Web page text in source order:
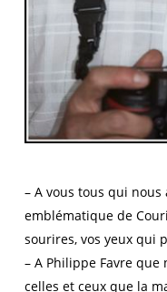
– A vous tous qui
emblématique de
sourires, vos yeux qui
– A Philippe Favre que
celles et ceux que la